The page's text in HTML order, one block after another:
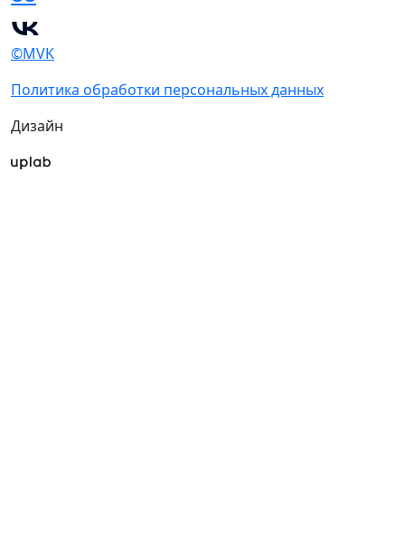
©MVK
Политика обработки персональных данных
Дизайн